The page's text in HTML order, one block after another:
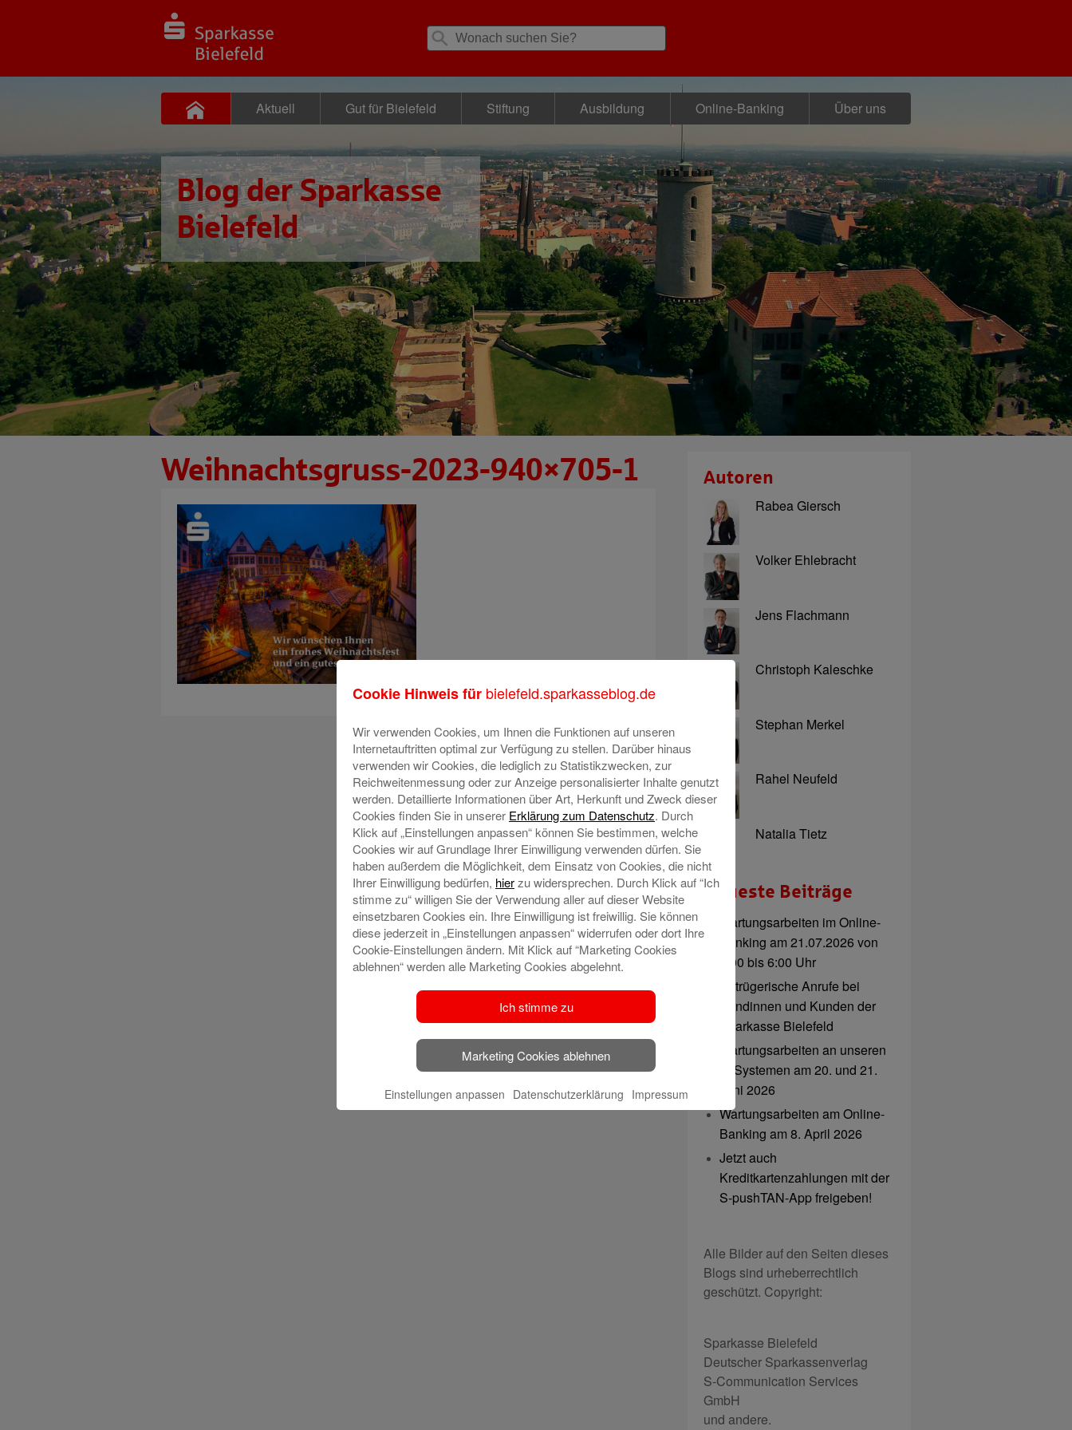
Aktuell Gut für Bielefeld Stiftung Ausbildung Online-Banking Über uns
Blog der Sparkasse
Bielefeld
Weihnachtsgruss-2023-940×705-1 Autoren
Rabea Giersch
Volker Ehlebracht
Jens Flachmann
Christoph Kaleschke
Stephan Merkel
Rahel Neufeld
Natalia Tietz
Neueste Beiträge
Wartungsarbeiten im Online-
Banking am 21.07.2026 von
3:00 bis 6:00 Uhr
Betrügerische Anrufe bei
Kundinnen und Kunden der
Sparkasse Bielefeld
Wartungsarbeiten an unseren
IT-Systemen am 20. und 21.
Juni 2026
Wartungsarbeiten am Online-
Banking am 8. April 2026
Jetzt auch
Kreditkartenzahlungen mit der
S-pushTAN-App freigeben!
Alle Bilder auf den Seiten dieses
Blogs sind urheberrechtlich
geschützt. Copyright:
Sparkasse Bielefeld
Deutscher Sparkassenverlag
S-Communication Services
GmbH
und andere.
Cookie Hinweis für bielefeld.sparkasseblog.de
Wir verwenden Cookies, um Ihnen die Funktionen auf unseren
Internetauftritten optimal zur Verfügung zu stellen. Darüber hinaus
verwenden wir Cookies, die lediglich zu Statistikzwecken, zur
Reichweitenmessung oder zur Anzeige personalisierter Inhalte genutzt
werden. Detaillierte Informationen über Art, Herkunft und Zweck dieser
Cookies finden Sie in unserer Erklärung zum Datenschutz. Durch
Klick auf „Einstellungen anpassen“ können Sie bestimmen, welche
Cookies wir auf Grundlage Ihrer Einwilligung verwenden dürfen. Sie
haben außerdem die Möglichkeit, dem Einsatz von Cookies, die nicht
Ihrer Einwilligung bedürfen, hierzu widersprechen. Durch Klick auf “Ich
stimme zu“ willigen Sie der Verwendung aller auf dieser Website
einsetzbaren Cookies ein. Ihre Einwilligung ist freiwillig. Sie können
diese jederzeit in „Einstellungen anpassen“ widerrufen oder dort Ihre
Cookie-Einstellungen ändern. Mit Klick auf “Marketing Cookies
ablehnen“ werden alle Marketing Cookies abgelehnt.
Ich stimme zu
Marketing Cookies ablehnen
Einstellungen anpassen Datenschutzerklärung Impressum